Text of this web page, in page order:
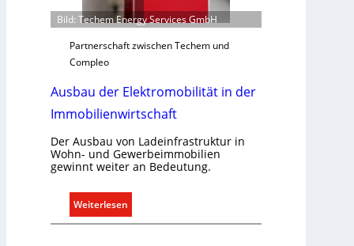
d
r
e
l
n
n
t
g
r
n
d
Bild: Techem Energy Services GmbH
Partnerschaft zwischen Techem und
Compleo
Ausbau der Elektromobilität in der
Immobilienwirtschaft
Der Ausbau von Ladeinfrastruktur in
Wohn- und Gewerbeimmobilien
gewinnt weiter an Bedeutung.
Weiterlesen
A